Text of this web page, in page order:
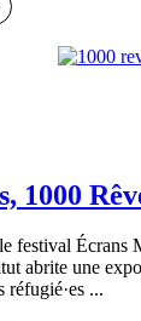
1000
festival
abrite une
réfugié·es ...